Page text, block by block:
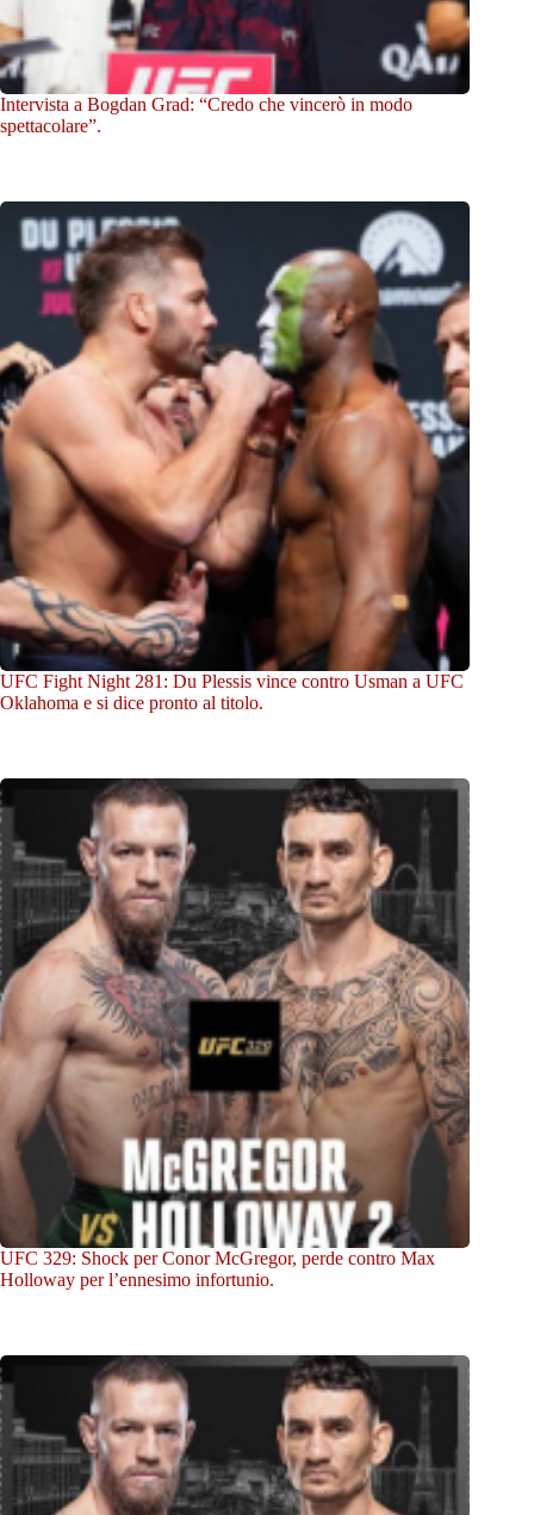
Intervista a Bogdan Grad: “Credo che vincerò in modo
spettacolare”.
UFC Fight Night 281: Du Plessis vince contro Usman a UFC
Oklahoma e si dice pronto al titolo.
UFC 329: Shock per Conor McGregor, perde contro Max
Holloway per l’ennesimo infortunio.